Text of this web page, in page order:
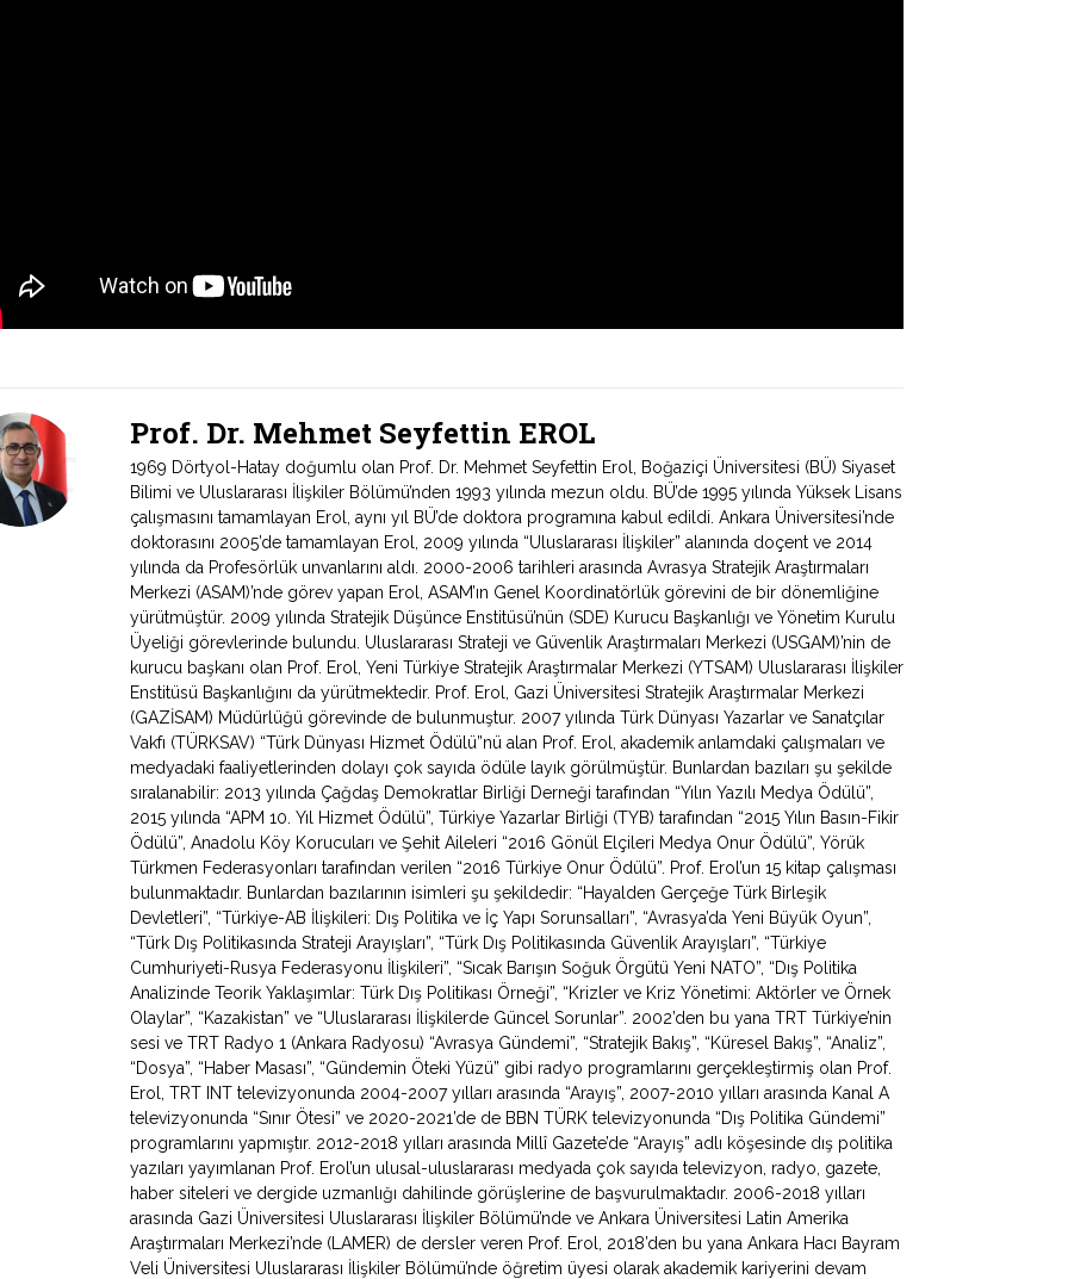
Prof. Dr. Mehmet Seyfettin EROL
1969 Dörtyol-Hatay doğumlu olan Prof. Dr. Mehmet Seyfettin Erol, Boğaziçi Üniversitesi (BÜ) Siyaset
Bilimi ve Uluslararası İlişkiler Bölümü’nden 1993 yılında mezun oldu. BÜ’de 1995 yılında Yüksek Lisans
çalışmasını tamamlayan Erol, aynı yıl BÜ’de doktora programına kabul edildi. Ankara Üniversitesi’nde
doktorasını 2005’de tamamlayan Erol, 2009 yılında “Uluslararası İlişkiler” alanında doçent ve 2014
yılında da Profesörlük unvanlarını aldı. 2000-2006 tarihleri arasında Avrasya Stratejik Araştırmaları
Merkezi (ASAM)’nde görev yapan Erol, ASAM’ın Genel Koordinatörlük görevini de bir dönemliğine
yürütmüştür. 2009 yılında Stratejik Düşünce Enstitüsü’nün (SDE) Kurucu Başkanlığı ve Yönetim Kurulu
Üyeliği görevlerinde bulundu. Uluslararası Strateji ve Güvenlik Araştırmaları Merkezi (USGAM)’nin de
kurucu başkanı olan Prof. Erol, Yeni Türkiye Stratejik Araştırmalar Merkezi (YTSAM) Uluslararası İlişkiler
Enstitüsü Başkanlığını da yürütmektedir. Prof. Erol, Gazi Üniversitesi Stratejik Araştırmalar Merkezi
(GAZİSAM) Müdürlüğü görevinde de bulunmuştur. 2007 yılında Türk Dünyası Yazarlar ve Sanatçılar
Vakfı (TÜRKSAV) “Türk Dünyası Hizmet Ödülü”nü alan Prof. Erol, akademik anlamdaki çalışmaları ve
medyadaki faaliyetlerinden dolayı çok sayıda ödüle layık görülmüştür. Bunlardan bazıları şu şekilde
sıralanabilir: 2013 yılında Çağdaş Demokratlar Birliği Derneği tarafından “Yılın Yazılı Medya Ödülü”,
2015 yılında “APM 10. Yıl Hizmet Ödülü”, Türkiye Yazarlar Birliği (TYB) tarafından “2015 Yılın Basın-Fikir
Ödülü”, Anadolu Köy Korucuları ve Şehit Aileleri “2016 Gönül Elçileri Medya Onur Ödülü”, Yörük
Türkmen Federasyonları tarafından verilen “2016 Türkiye Onur Ödülü”. Prof. Erol’un 15 kitap çalışması
bulunmaktadır. Bunlardan bazılarının isimleri şu şekildedir: “Hayalden Gerçeğe Türk Birleşik
Devletleri”, “Türkiye-AB İlişkileri: Dış Politika ve İç Yapı Sorunsalları”, “Avrasya’da Yeni Büyük Oyun”,
“Türk Dış Politikasında Strateji Arayışları”, “Türk Dış Politikasında Güvenlik Arayışları”, “Türkiye
Cumhuriyeti-Rusya Federasyonu İlişkileri”, “Sıcak Barışın Soğuk Örgütü Yeni NATO”, “Dış Politika
Analizinde Teorik Yaklaşımlar: Türk Dış Politikası Örneği”, “Krizler ve Kriz Yönetimi: Aktörler ve Örnek
Olaylar”, “Kazakistan” ve “Uluslararası İlişkilerde Güncel Sorunlar”. 2002’den bu yana TRT Türkiye’nin
sesi ve TRT Radyo 1 (Ankara Radyosu) “Avrasya Gündemi”, “Stratejik Bakış”, “Küresel Bakış”, “Analiz”,
“Dosya”, “Haber Masası”, “Gündemin Öteki Yüzü” gibi radyo programlarını gerçekleştirmiş olan Prof.
Erol, TRT INT televizyonunda 2004-2007 yılları arasında “Arayış”, 2007-2010 yılları arasında Kanal A
televizyonunda “Sınır Ötesi” ve 2020-2021’de de BBN TÜRK televizyonunda “Dış Politika Gündemi”
programlarını yapmıştır. 2012-2018 yılları arasında Millî Gazete’de “Arayış” adlı köşesinde dış politika
yazıları yayımlanan Prof. Erol’un ulusal-uluslararası medyada çok sayıda televizyon, radyo, gazete,
haber siteleri ve dergide uzmanlığı dahilinde görüşlerine de başvurulmaktadır. 2006-2018 yılları
arasında Gazi Üniversitesi Uluslararası İlişkiler Bölümü’nde ve Ankara Üniversitesi Latin Amerika
Araştırmaları Merkezi’nde (LAMER) de dersler veren Prof. Erol, 2018’den bu yana Ankara Hacı Bayram
Veli Üniversitesi Uluslararası İlişkiler Bölümü’nde öğretim üyesi olarak akademik kariyerini devam